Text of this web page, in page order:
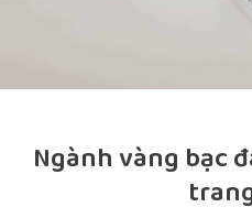
Ngành vàng bạc